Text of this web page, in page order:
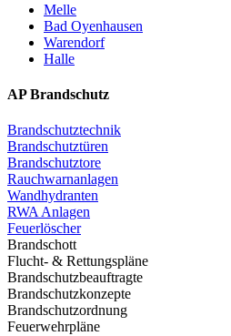
Melle
Bad Oyenhausen
Warendorf
Halle
AP Brandschutz
Brandschutztechnik
Brandschutztüren
Brandschutztore
Rauchwarnanlagen
Wandhydranten
RWA Anlagen
Feuerlöscher
Brandschott
Flucht- & Rettungspläne
Brandschutzbeauftragte
Brandschutzkonzepte
Brandschutzordnung
Feuerwehrpläne